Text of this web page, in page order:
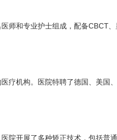
师和专业护士组成，配备CBCT
疗机构。医院特聘了德国、美国
院开展了多种矫正技术，包括普